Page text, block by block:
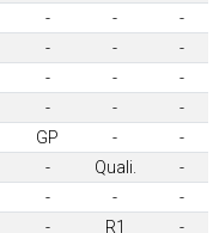
- -
-
- -
-
- -
-
- -
-
GP -
-
- Quali.
-
- -
-
- R1
-